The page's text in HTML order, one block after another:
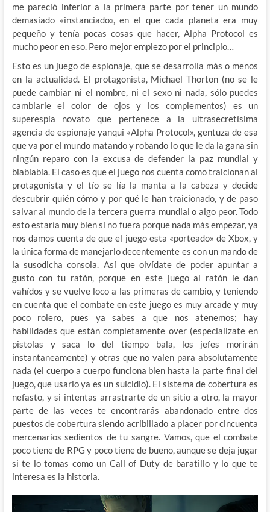
me pareció inferior a la primera parte por tener un mundo
demasiado «instanciado», en el que cada planeta era muy
pequeño y tenía pocas cosas que hacer, Alpha Protocol es
mucho peor en eso. Pero mejor empiezo por el principio…
Esto es un juego de espionaje, que se desarrolla más o menos
en la actualidad. El protagonista, Michael Thorton (no se le
puede cambiar ni el nombre, ni el sexo ni nada, sólo puedes
cambiarle el color de ojos y los complementos) es un
superespía novato que pertenece a la ultrasecretísima
agencia de espionaje yanqui «Alpha Protocol», gentuza de esa
que va por el mundo matando y robando lo que le da la gana sin
ningún reparo con la excusa de defender la paz mundial y
blablabla. El caso es que el juego nos cuenta como traicionan al
protagonista y el tío se lía la manta a la cabeza y decide
descubrir quién cómo y por qué le han traicionado, y de paso
salvar al mundo de la tercera guerra mundial o algo peor. Todo
esto estaría muy bien si no fuera porque nada más empezar, ya
nos damos cuenta de que el juego esta «porteado» de Xbox, y
la única forma de manejarlo decentemente es con un mando de
la susodicha consola. Así que olvídate de poder apuntar a
gusto con tu ratón, porque en este juego al ratón le dan
vahídos y se vuelve loco a las primeras de cambio, y teniendo
en cuenta que el combate en este juego es muy arcade y muy
poco rolero, pues ya sabes a que nos atenemos; hay
habilidades que están completamente over (especializate en
pistolas y saca lo del tiempo bala, los jefes morirán
instantaneamente) y otras que no valen para absolutamente
nada (el cuerpo a cuerpo funciona bien hasta la parte final del
juego, que usarlo ya es un suicidio). El sistema de cobertura es
nefasto, y si intentas arrastrarte de un sitio a otro, la mayor
parte de las veces te encontrarás abandonado entre dos
puestos de cobertura siendo acribillado a placer por cincuenta
mercenarios sedientos de tu sangre. Vamos, que el combate
poco tiene de RPG y poco tiene de bueno, aunque se deja jugar
si te lo tomas como un Call of Duty de baratillo y lo que te
interesa es la historia.